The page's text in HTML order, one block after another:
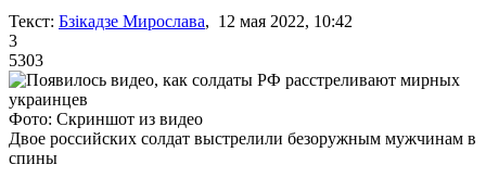
Текст: Бзікадзе Мирослава, 12 мая 2022, 10:42
3
5303
Фото: Скриншот из видео
Двое российских солдат выстрелили безоружным мужчинам в
спины